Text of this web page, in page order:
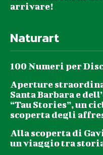
arrivare!
Naturart
100 Numeri per
Aperture
Santa Barbara e
“Tau Stories”, un
scoperta degli
Alla scoperta di
un viaggio tra